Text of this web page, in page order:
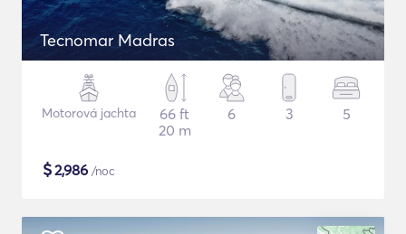
Tecnomar Madras
Motorová jachta
66 ft
20 m
6 3 5
$2,986 /noc